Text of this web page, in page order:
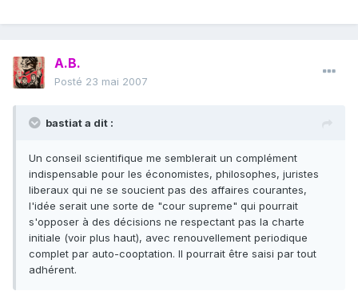
A.B.
Posté 23 mai 2007
bastiat a dit :
Un conseil scientifique me semblerait un complément
indispensable pour les économistes, philosophes, juristes
liberaux qui ne se soucient pas des affaires courantes,
l'idée serait une sorte de "cour supreme" qui pourrait
s'opposer à des décisions ne respectant pas la charte
initiale (voir plus haut), avec renouvellement periodique
complet par auto-cooptation. Il pourrait être saisi par tout
adhérent.